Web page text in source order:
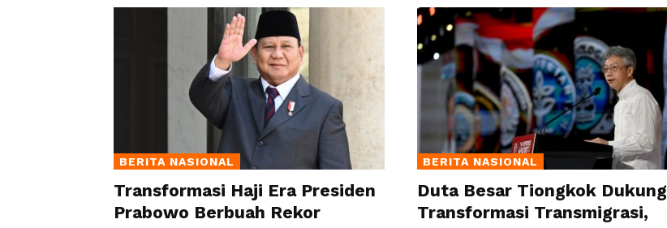
BERITA NASIONAL
Transformasi Haji Era Presiden
Prabowo Berbuah Rekor
BERITA NASIONAL
Duta Besar Tiongkok Dukung
Transformasi Transmigrasi,